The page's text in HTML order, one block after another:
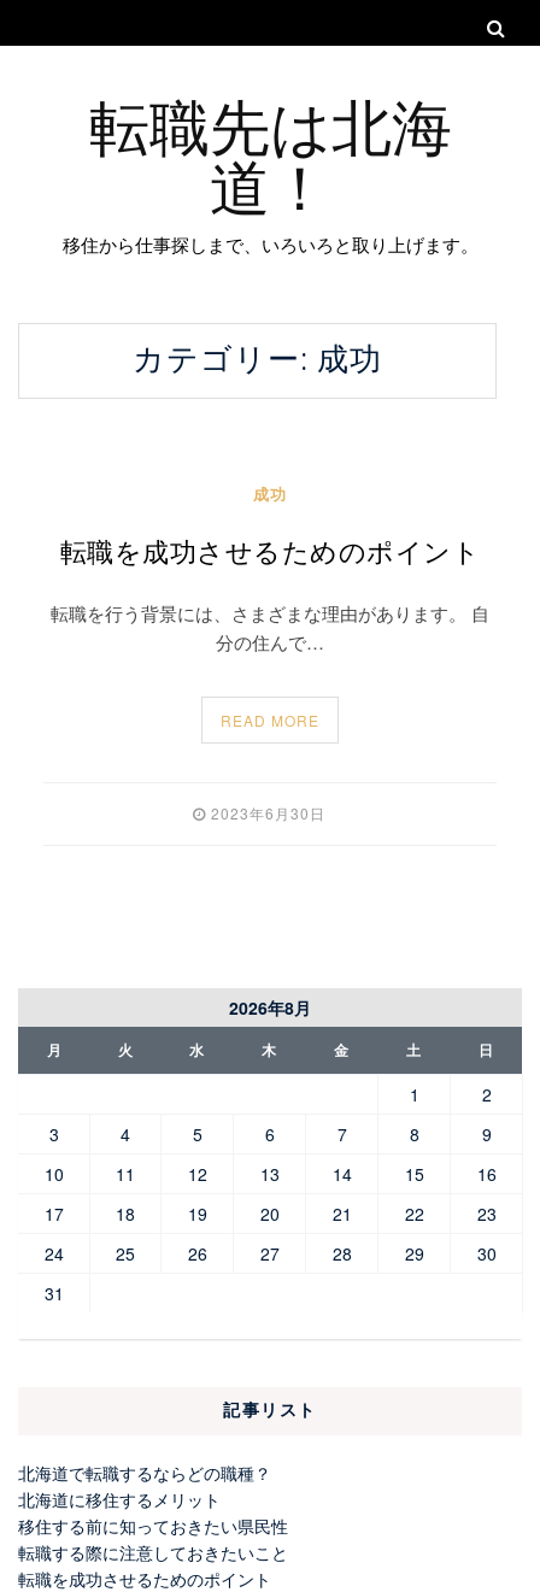
転職先は北海
道！
移住から仕事探しまで、いろいろと取り上げます。
カテゴリー: 成功
成功
転職を成功させるためのポイント
転職を行う背景には、さまざまな理由があります。 自
分の住んで…
READ MORE
2023年6月30日
2026年8月
月 火 水 木 金 土 日
1
2
3
4 5 6 7 8
9
10
11 12 13 14 15
16
17
18 19 20 21 22
23
24
25 26 27 28 29
30
31
記事リスト
北海道で転職するならどの職種？
北海道に移住するメリット
移住する前に知っておきたい県民性
転職する際に注意しておきたいこと
転職を成功させるためのポイント